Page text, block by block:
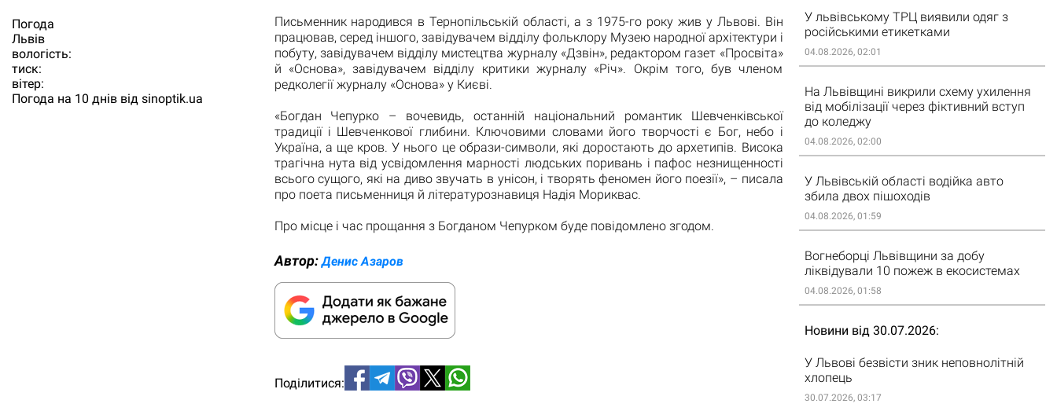
Погода
Львiв
вологість:
тиск:
вітер:
Погода на 10 днів від sinoptik.ua
Письменник народився в Тернопільській області, а з 1975-го року жив у Львові. Він
працював, серед іншого, завідувачем відділу фольклору Музею народної архітектури і
побуту, завідувачем відділу мистецтва журналу «Дзвін», редактором газет «Просвіта»
й «Основа», завідувачем відділу критики журналу «Річ». Окрім того, був членом
редколегії журналу «Основа» у Києві.
«Богдан Чепурко – вочевидь, останній національний романтик Шевченківської
традиції і Шевченкової глибини. Ключовими словами його творчості є Бог, небо і
Україна, а ще кров. У нього це образи-символи, які доростають до архетипів. Висока
трагічна нута від усвідомлення марності людських поривань і пафос незнищенності
всього сущого, які на диво звучать в унісон, і творять феномен його поезії», – писала
про поета письменниця й літературознавиця Надія Мориквас.
Про місце і час прощання з Богданом Чепурком буде повідомлено згодом.
Автор:Денис Азаров
Поділитися:
У львівському ТРЦ виявили одяг з
російськими етикетками
04.08.2026, 02:01
На Львівщині викрили схему ухилення
від мобілізації через фіктивний вступ
до коледжу
04.08.2026, 02:00
У Львівській області водійка авто
збила двох пішоходів
04.08.2026, 01:59
Вогнеборці Львівщини за добу
ліквідували 10 пожеж в екосистемах
04.08.2026, 01:58
Новини від 30.07.2026
У Львові безвісти зник неповнолітній
хлопець
30.07.2026, 03:17